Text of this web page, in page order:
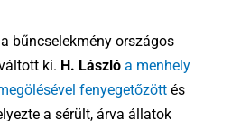
bűncselekmény országos
ki. H. László a menhely
fenyegetőzöttés
a sérült, árva állatok